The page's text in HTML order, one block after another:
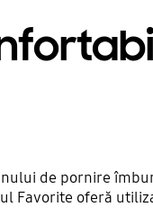
de pornire
Favorite oferă